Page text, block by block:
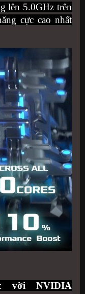
lên 5.0GHz trên
cực cao nhất
vời NVIDIA